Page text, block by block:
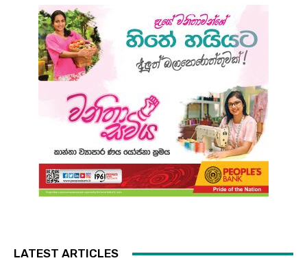
LATEST ARTICLES